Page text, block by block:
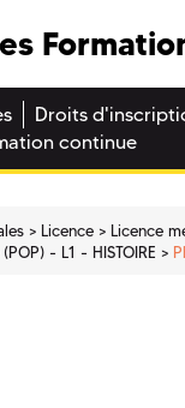
Droits
continue
Licence
Licence
- L1 - HISTOIRE